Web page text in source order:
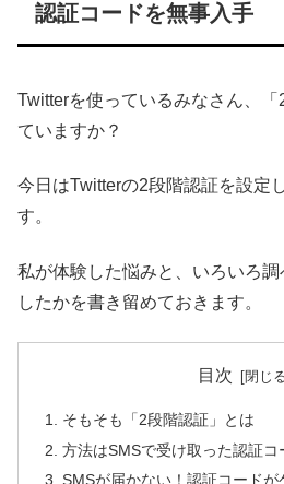
認証コードを無事入手
Twitterを使っているみなさん、
ていますか？
今日はTwitterの2段階認証を設定
す。
私が体験した悩みと、いろいろ
したかを書き留めておきます。
目次
そもそも「2段階認証」とは
方法はSMSで受け取った認証コ
SMSが届かない！認証コードが